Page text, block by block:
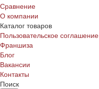
Сравнение
О компании
Каталог товаров
Пользовательское соглашение
Франшиза
Блог
Вакансии
Контакты
Поиск